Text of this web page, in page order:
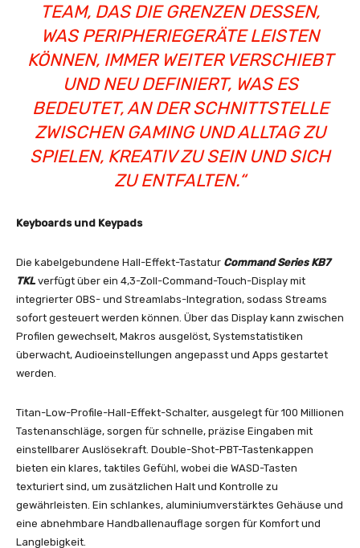
TEAM, DAS DIE GRENZEN DESSEN,
WAS PERIPHERIEGERÄTE LEISTEN
KÖNNEN, IMMER WEITER VERSCHIEBT
UND NEU DEFINIERT, WAS ES
BEDEUTET, AN DER SCHNITTSTELLE
ZWISCHEN GAMING UND ALLTAG ZU
SPIELEN, KREATIV ZU SEIN UND SICH
ZU ENTFALTEN.“
Keyboards und Keypads
Die kabelgebundene Hall-Effekt-Tastatur Command Series KB7
TKL verfügt über ein 4,3-Zoll-Command-Touch-Display mit
integrierter OBS- und Streamlabs-Integration, sodass Streams
sofort gesteuert werden können. Über das Display kann zwischen
Profilen gewechselt, Makros ausgelöst, Systemstatistiken
überwacht, Audioeinstellungen angepasst und Apps gestartet
werden.
Titan-Low-Profile-Hall-Effekt-Schalter, ausgelegt für 100 Millionen
Tastenanschläge, sorgen für schnelle, präzise Eingaben mit
einstellbarer Auslösekraft. Double-Shot-PBT-Tastenkappen
bieten ein klares, taktiles Gefühl, wobei die WASD-Tasten
texturiert sind, um zusätzlichen Halt und Kontrolle zu
gewährleisten. Ein schlankes, aluminiumverstärktes Gehäuse und
eine abnehmbare Handballenauflage sorgen für Komfort und
Langlebigkeit.